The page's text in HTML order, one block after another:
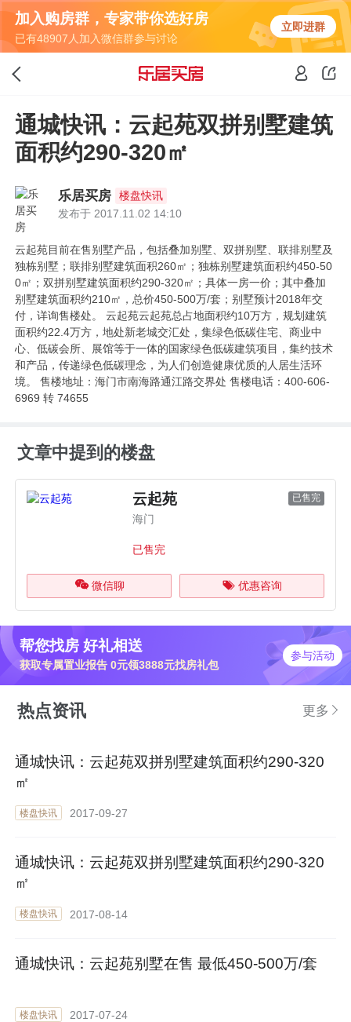
加入购房群，专家带你选好房
已有48907人加入微信群参与讨论
立即进群
通城快讯：云起苑双拼别墅建筑
面积约290-320㎡
乐居买房
楼盘快讯
发布于 2017.11.02 14:10
云起苑目前在售别墅产品，包括叠加别墅、双拼别墅、联排别墅及
独栋别墅；联排别墅建筑面积260㎡；独栋别墅建筑面积约450-50
0㎡；双拼别墅建筑面积约290-320㎡；具体一房一价；其中叠加
别墅建筑面积约210㎡，总价450-500万/套；别墅预计2018年交
付，详询售楼处。 云起苑云起苑总占地面积约10万方，规划建筑
面积约22.4万方，地处新老城交汇处，集绿色低碳住宅、商业中
心、低碳会所、展馆等于一体的国家绿色低碳建筑项目，集约技术
和产品，传递绿色低碳理念，为人们创造健康优质的人居生活环
境。 售楼地址：海门市南海路通江路交界处 售楼电话：400-606-
6969 转 74655
文章中提到的楼盘
云起苑 已售完
海门
已售完
微信聊 优惠咨询
帮您找房 好礼相送
获取专属置业报告 0元领3888元找房礼包
参与活动
热点资讯 更多
通城快讯：云起苑双拼别墅建筑面积约290-320
㎡
楼盘快讯 2017-09-27
通城快讯：云起苑双拼别墅建筑面积约290-320
㎡
楼盘快讯 2017-08-14
通城快讯：云起苑别墅在售 最低450-500万/套
楼盘快讯 2017-07-24